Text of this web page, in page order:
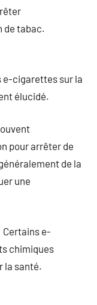
de tabac.
e-cigarettes sur la
élucidé.
pour arrêter de
de la
une
e-
chimiques
la santé.